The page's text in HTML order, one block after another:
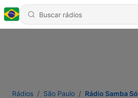
Rádios São Paulo Rádio Samba Só